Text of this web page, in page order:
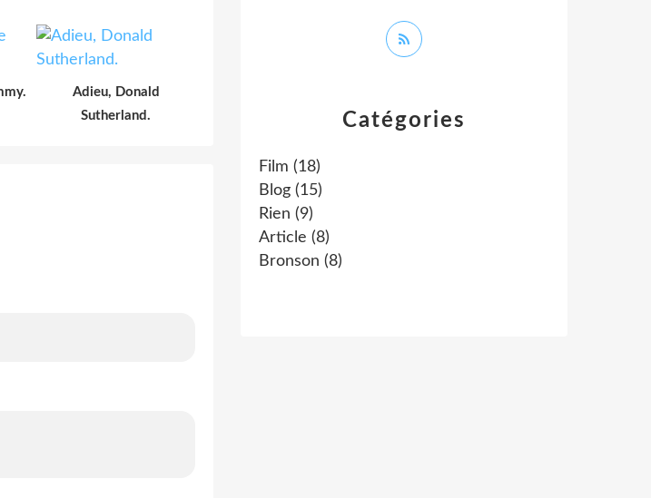
Adieu, Donald
Sutherland.
Catégories
Film (18)
Blog (15)
Rien (9)
Article (8)
Bronson (8)